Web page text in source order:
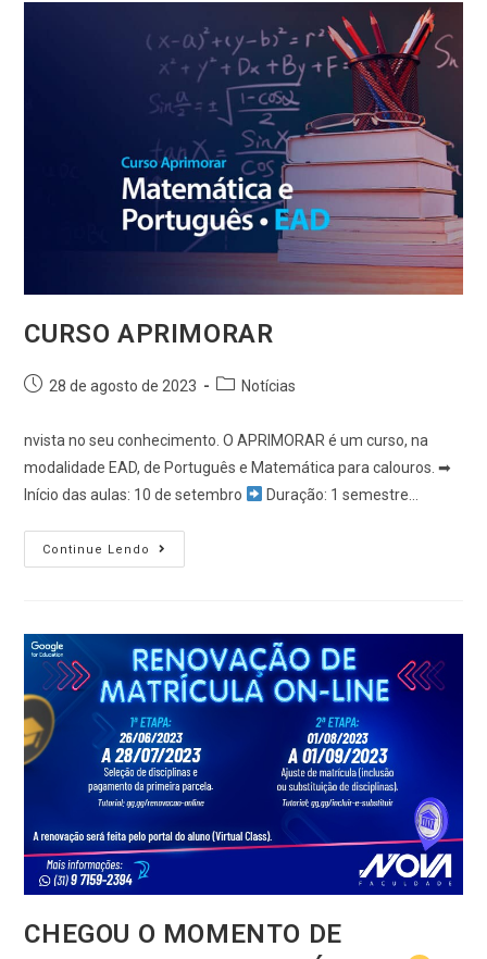
CURSO APRIMORAR
28 de agosto de 2023 Notícias
nvista no seu conhecimento. O APRIMORAR é um curso, na
modalidade EAD, de Português e Matemática para calouros. ➡
Início das aulas: 10 de setembro
Duração: 1 semestre…
Continue Lendo
CHEGOU O MOMENTO DE